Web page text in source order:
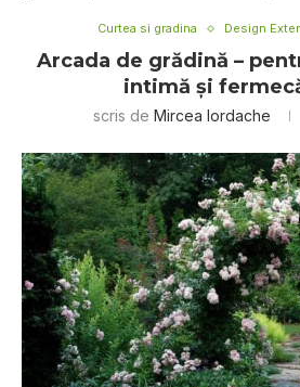
Curtea si gradina Design
Arcada de grădină –
intimă şi
scris de Mircea Iordache